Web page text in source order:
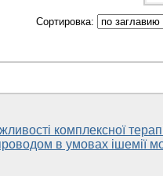
Сортировка:
комплексної
в умовах ішемії